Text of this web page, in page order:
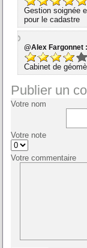
Gestion soignée
pour le cadastre
@Alex Fargonnet :
Cabinet de
Publier un
Votre nom
Votre note
Votre commentaire